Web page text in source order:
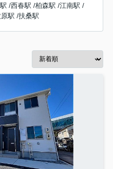
/西春駅 /柏森駅 /江南駅 /
駅 /扶桑駅